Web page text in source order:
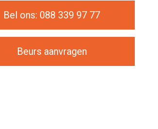
Bel ons: 088 339 97 77
Beurs aanvragen